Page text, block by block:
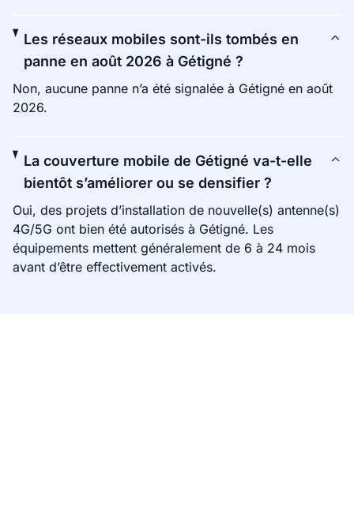
Les réseaux mobiles sont-ils tombés en
panne en août 2026 à Gétigné ?
Non, aucune panne n’a été signalée à Gétigné en août
2026.
La couverture mobile de Gétigné va-t-elle
bientôt s’améliorer ou se densifier ?
Oui, des projets d’installation de nouvelle(s) antenne(s)
4G/5G ont bien été autorisés à Gétigné. Les
équipements mettent généralement de 6 à 24 mois
avant d’être effectivement activés.